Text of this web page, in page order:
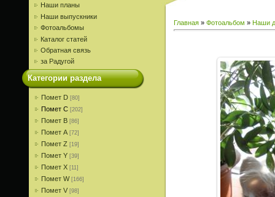
Наши планы
Наши выпускники
Фотоальбомы
Каталог статей
Обратная связь
за Радугой
Категории раздела
Помет D [80]
Помет С [202]
Помет В [86]
Помет A [72]
Помет Z [19]
Помет Y [39]
Помет X [11]
Помет W [166]
Помет V [98]
Главная » Фотоальбом » Наши